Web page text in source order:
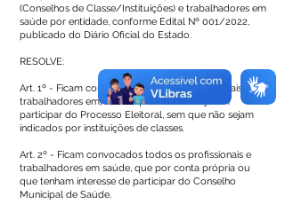
(Conselhos de Classe/Instituições) e trabalhadores em
saúde por entidade, conforme Edital Nº 001/2022,
publicado do Diário Oficial do Estado.
RESOLVE:
Art. 1º - Ficam convocados todos os profissionais e
trabalhadores em] saúde que assim desejarem
participar do Processo Eleitoral, sem que não sejam
indicados por instituições de classes.
Art. 2º - Ficam convocados todos os profissionais e
trabalhadores em saúde, que por conta própria ou
que tenham interesse de participar do Conselho
Municipal de Saúde.